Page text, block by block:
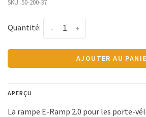
SKU: 50-200-37
Quantité: +
-
AJOUTER AU
APERÇU
La rampe E-Ramp 2.0 pour les porte-